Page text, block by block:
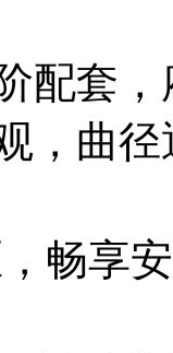
配套
，曲
畅享